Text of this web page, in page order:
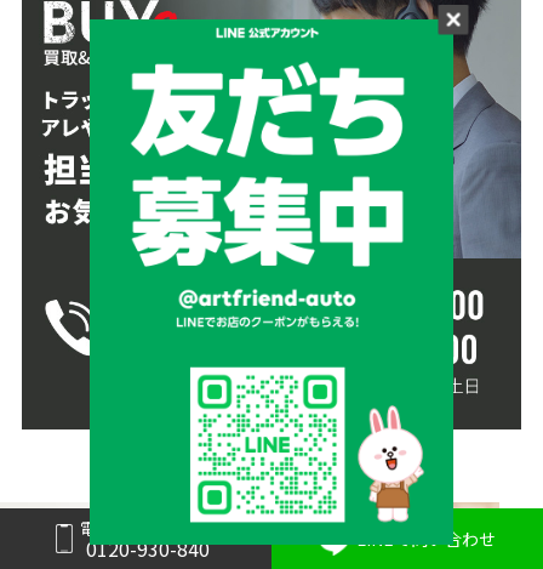
電話で問い合わせ
0120-930-840 LINEで問い合わせ